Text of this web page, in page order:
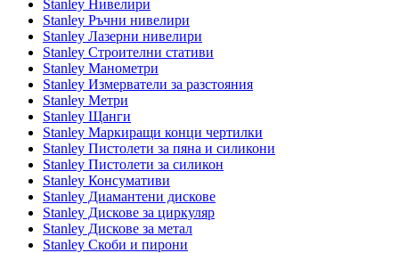
Stanley Нивелири
Stanley Ръчни нивелири
Stanley Лазерни нивелири
Stanley Строителни стативи
Stanley Манометри
Stanley Измерватели за разстояния
Stanley Метри
Stanley Щанги
Stanley Маркиращи конци чертилки
Stanley Пистолети за пяна и силикони
Stanley Пистолети за силикон
Stanley Консумативи
Stanley Диамантени дискове
Stanley Дискове за циркуляр
Stanley Дискове за метал
Stanley Скоби и пирони